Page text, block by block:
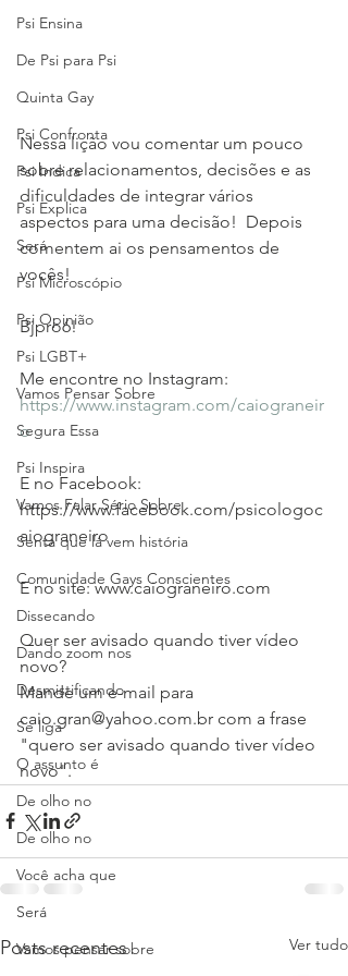
Psi Ensina
De Psi para Psi
Quinta Gay
Psi Confronta
Psi Indica
Psi Explica
Será
Psi Microscópio
Psi Opinião
Psi LGBT+
Vamos Pensar Sobre
Segura Essa
Psi Inspira
Vamos Falar Sério Sobre
Senta que lá vem história
Comunidade Gays Conscientes
Dissecando
Dando zoom nos
Desmistificando
Se liga
O assunto é
De olho no
De olho no
Você acha que
Será
Vamos pensar sobre
Nessa lição vou comentar um pouco
sobre relacionamentos, decisões e as
dificuldades de integrar vários
aspectos para uma decisão!  Depois
comentem ai os pensamentos de
vocês!
Bjpro6!
Me encontre no Instagram:
https://www.instagram.com/caiograneir
o
E no Facebook:
https://www.facebook.com/psicologoc
aiograneiro
E no site: www.caiograneiro.com
Quer ser avisado quando tiver vídeo
novo?
Mande um e-mail para
caio.gran@yahoo.com.br com a frase
"quero ser avisado quando tiver vídeo
novo".
Posts recentes Ver tudo